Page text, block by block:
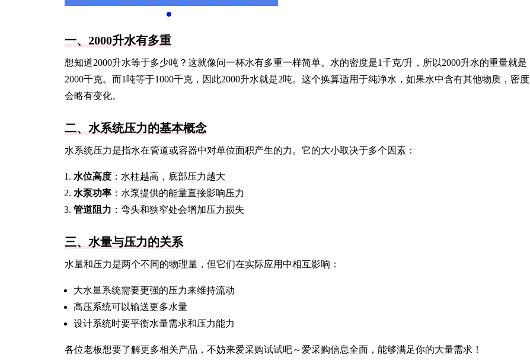
一、2000升水有多重
想知道2000升水等于多少吨？这就像问一杯水有多重一样简单。水的密度是1千克/升，所以2000升水的重量就是
2000千克。而1吨等于1000千克，因此2000升水就是2吨。这个换算适用于纯净水，如果水中含有其他物质，密度
会略有变化。
二、水系统压力的基本概念
水系统压力是指水在管道或容器中对单位面积产生的力。它的大小取决于多个因素：
水位高度 ：水柱越高，底部压力越大
水泵功率 ：水泵提供的能量直接影响压力
管道阻力 ：弯头和狭窄处会增加压力损失
三、水量与压力的关系
水量和压力是两个不同的物理量，但它们在实际应用中相互影响：
大水量系统需要更强的压力来维持流动
高压系统可以输送更多水量
设计系统时要平衡水量需求和压力能力
各位老板想要了解更多相关产品，不妨来爱采购试试吧～爱采购信息全面，能够满足你的大量需求！